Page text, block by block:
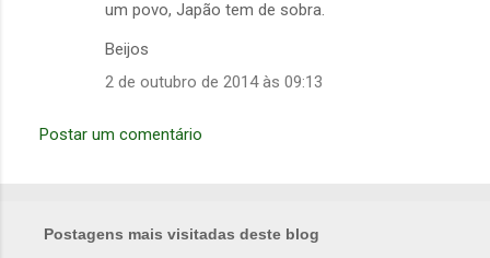
r
s
um povo, Japão tem de sobra.
Beijos
2 de outubro de 2014 às 09:13
Postar um comentário
Postagens mais visitadas deste blog